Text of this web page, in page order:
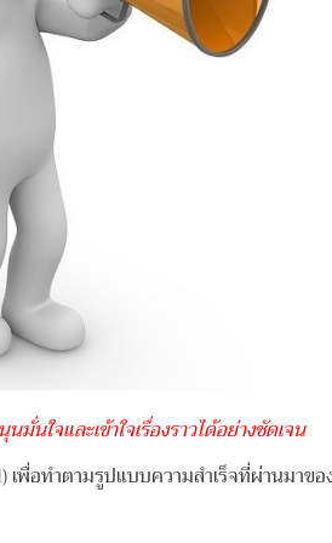
นใจและเข้าใจเรื่องราวได้อย่างชัดเจน
พื่อทำตามรูปแบบความสำเร็จที่ผ่านมาขอ